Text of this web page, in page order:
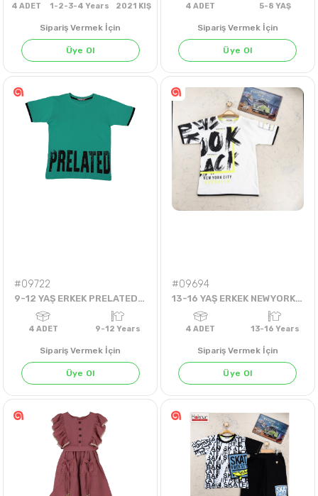
1-2-3-4 Years
Sipariş Vermek İçin
Üye Ol
FUŞYA
4ADET 5-8
Sipariş Vermek İçin
Üye Ol
#09722
9-12 YAŞ ERKEK PRELATED TİŞÖRT
Sipariş Vermek İçin
Üye Ol
#09694
13-16 YAŞ ERKEK NEWYORK CITY BROOKLYN TEK TSHIRT
Sipariş Vermek İçin
Üye Ol